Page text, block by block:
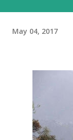
May 04, 2017